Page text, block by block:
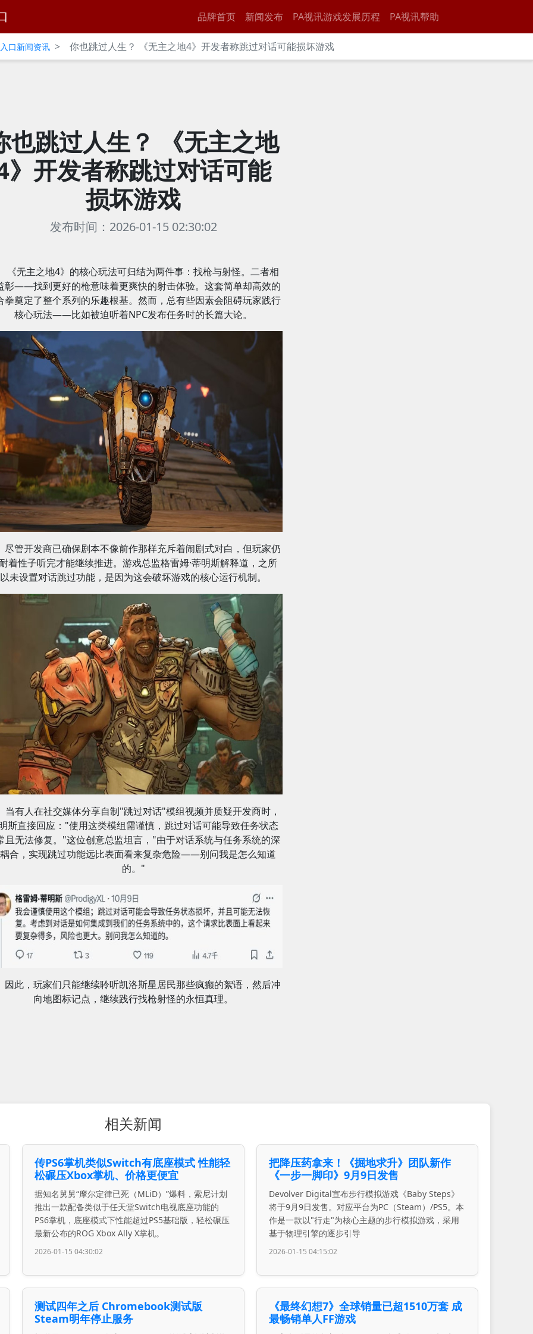
品牌首页 新闻发布 PA视讯游戏发展历程 PA视讯帮助
口新闻资讯 > 你也跳过人生？ 《无主之地4》开发者称跳过对话可能损坏游戏
也跳过人生？ 《无主之地
》开发者称跳过对话可能
损坏游戏
发布时间：2026-01-15 02:30:02
《无主之地4》的核心玩法可归结为两件事：找枪与射怪。二者相
彰——找到更好的枪意味着更爽快的射击体验。这套简单却高效的
拳奠定了整个系列的乐趣根基。然而，总有些因素会阻碍玩家践行
核心玩法——比如被迫听着NPC发布任务时的长篇大论。
尽管开发商已确保剧本不像前作那样充斥着闹剧式对白，但玩家仍
着性子听完才能继续推进。游戏总监格雷姆·蒂明斯解释道，之所
以未设置对话跳过功能，是因为这会破坏游戏的核心运行机制。
当有人在社交媒体分享自制"跳过对话"模组视频并质疑开发商时，
斯直接回应："使用这类模组需谨慎，跳过对话可能导致任务状态
且无法修复。"这位创意总监坦言，"由于对话系统与任务系统的深
合，实现跳过功能远比表面看来复杂危险——别问我是怎么知道
的。"
因此，玩家们只能继续聆听凯洛斯星居民那些疯癫的絮语，然后冲
向地图标记点，继续践行找枪射怪的永恒真理。
相关新闻
传PS6掌机类似Switch有底座模式 性能轻
松碾压Xbox掌机、价格更便宜
据知名舅舅“摩尔定律已死（MLiD）”爆料，索尼计划
推出一款配备类似于任天堂Switch电视底座功能的
PS6掌机，底座模式下性能超过PS5基础版，轻松碾压
最新公布的ROG Xbox Ally X掌机。
2026-01-15 04:30:02
把降压药拿来！《掘地求升》团队新作
《一步一脚印》9月9日发售
Devolver Digital宣布步行模拟游戏《Baby Steps》
将于9月9日发售。对应平台为PC（Steam）/PS5。本
作是一款以"行走"为核心主题的步行模拟游戏，采用
基于物理引擎的逐步引导
2026-01-15 04:15:02
测试四年之后 Chromebook测试版
Steam明年停止服务
《最终幻想7》全球销量已超1510万套 成
最畅销单人FF游戏